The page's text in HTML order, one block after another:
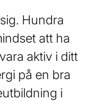
Hundra
att ha
aktiv i ditt
på en bra
i